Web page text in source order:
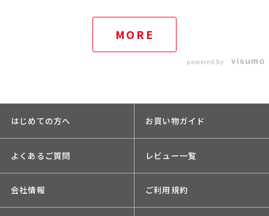
MORE
powered by
はじめての方へ お買い物ガイド
よくあるご質問 レビュー一覧
会社情報 ご利用規約